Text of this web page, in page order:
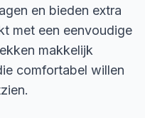
en bieden extra
met een eenvoudige
makkelijk
comfortabel willen